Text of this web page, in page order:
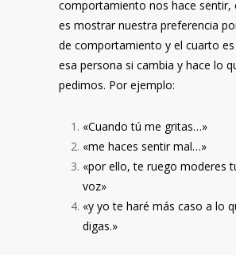
comportamiento nos hace sentir,
es mostrar nuestra preferencia
de comportamiento y el cuarto
esa persona si cambia y hace lo
pedimos. Por ejemplo:
«Cuando tú me gritas…»
«me haces sentir mal…»
«por ello, te ruego moderes
voz»
«y yo te haré más caso a lo
digas.»